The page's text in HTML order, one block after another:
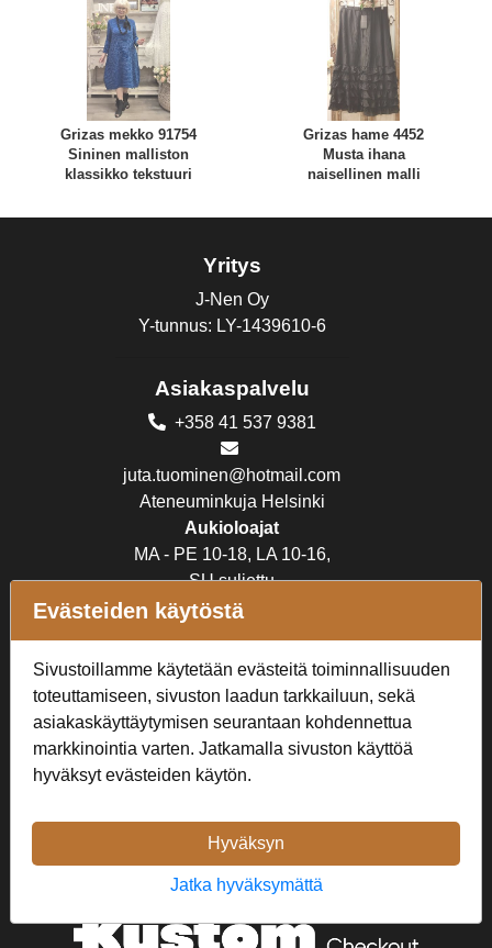
Grizas mekko 91754
Sininen malliston
klassikko tekstuuri
Grizas hame 4452
Musta ihana
naisellinen malli
Yritys
J-Nen Oy
Y-tunnus: LY-1439610-6
Asiakaspalvelu
+358 41 537 9381
juta.tuominen@hotmail.com
Ateneuminkuja Helsinki
Aukioloajat
MA - PE 10-18, LA 10-16,
SU suljettu
Verkkokauppa
Tilaus- ja toimitusehdot
Rekisteriseloste
Seuraa Meitä
Evästeiden käytöstä
Sivustoillamme käytetään evästeitä toiminnallisuuden
toteuttamiseen, sivuston laadun tarkkailuun, sekä
asiakaskäyttäytymisen seurantaan kohdennettua
markkinointia varten. Jatkamalla sivuston käyttöä
hyväksyt evästeiden käytön.
Hyväksyn
Jatka hyväksymättä